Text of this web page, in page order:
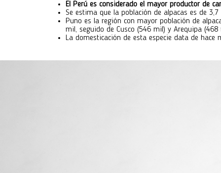
El Perú es considerado el mayor productor de
Se estima que la población de alpacas es de
Puno es la región con mayor población de
mil, seguido de Cusco (546 mil) y Arequipa (468
La domesticación de esta especie data de hace